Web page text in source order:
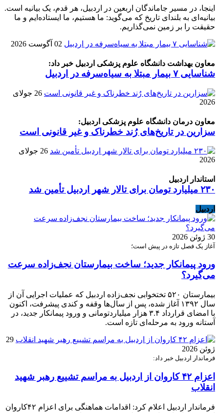
اینجا، در مسیر جاماندگان اربعین در اردبیل، هر قدم، یک بیانیه است.
بیانیه‌ای به بلندای تاریخ که می‌گوید: ما هستیم، ما ایستاده‌ایم و ما
حقیقت را بر زمین نمی‌گذاریم.
02 آگوست 2026
معاون بهداشت دانشگاه علوم پزشکی اردبیل خبر داد:
شناسایی ۷ بیمار مبتلا به سیاه‌سرفه در اردبیل
26 جولای
2026
معاون درمان دانشگاه علوم پزشکی اردبیل:
سزارین در تاریخ‌های رُند خطرناک و غیر قانونی است
26 جولای
2026
استاندار اردبیل
۲۳۰ میلیارد تومان برای تالار شهر اردبیل تأمین شد
اردبیل
30 ژوئن 2026
آغاز یک فصل تازه در پیش است؛
ورود پیمانکار جدید؛ ساخت بیمارستان نجف‌زاده سرعت
می‌گیرد؟
بیمارستان ۵۲۰ تختخوابی نجف‌زاده اردبیل که عملیات اجرایی آن از
سال ۱۳۹۲ آغاز شده، پس از سال‌ها وقفه و کندی پیشرفت، اکنون
با امضای قرارداد ۳.۴ هزار میلیاردتومانی و ورود پیمانکار جدید، در
آستانه ورود به مرحله‌ای تازه است.
29
ژوئن 2026
فرماندار اردبیل خبر داد:
اعزام ۴۲ کاروان از اردبیل به مراسم تشییع رهبر شهید
انقلاب
فرماندار اردبیل اعلام کرد: اقدامات هماهنگی برای اعزام ۴۲کاروان